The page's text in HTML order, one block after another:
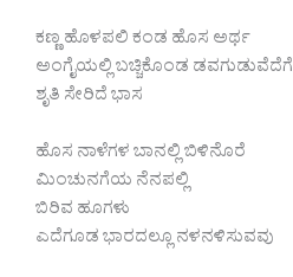
ಕಣ್ಣ ಹೊಳಪಲಿ ಕಂಡ ಹೊಸ ಅರ್ಥ
ಅಂಗೈಯಲ್ಲಿ ಬಚ್ಚಿಕೊಂಡ ಡವಗುಡುವೆದೆಗೆ
ಶೃತಿ ಸೇರಿದೆ ಭಾಸ
ಹೊಸ ನಾಳೆಗಳ ಬಾನಲ್ಲಿ ಬಿಳಿನೊರೆ
ಮಿಂಚುನಗೆಯ ನೆನಪಲ್ಲಿ
ಬಿರಿವ ಹೂಗಳು
ಎದೆಗೂಡ ಭಾರದಲ್ಲೂ ನಳನಳಿಸುವವು